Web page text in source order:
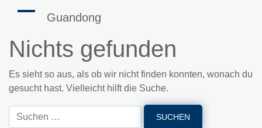
Guandong
Nichts gefunden
Es sieht so aus, als ob wir nicht finden konnten, wonach du
gesucht hast. Vielleicht hilft die Suche.